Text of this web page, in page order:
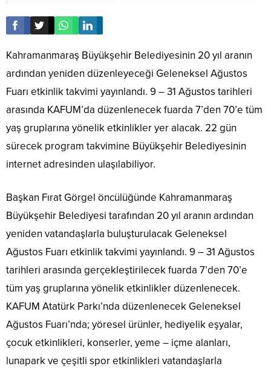
Kahramanmaraş Büyükşehir Belediyesinin 20 yıl aranın
ardından yeniden düzenleyeceği Geleneksel Ağustos
Fuarı etkinlik takvimi yayınlandı. 9 – 31 Ağustos tarihleri
arasında KAFUM’da düzenlenecek fuarda 7’den 70’e tüm
yaş gruplarına yönelik etkinlikler yer alacak. 22 gün
sürecek program takvimine Büyükşehir Belediyesinin
internet adresinden ulaşılabiliyor.
Başkan Fırat Görgel öncülüğünde Kahramanmaraş
Büyükşehir Belediyesi tarafından 20 yıl aranın ardından
yeniden vatandaşlarla buluşturulacak Geleneksel
Ağustos Fuarı etkinlik takvimi yayınlandı. 9 – 31 Ağustos
tarihleri arasında gerçekleştirilecek fuarda 7’den 70’e
tüm yaş gruplarına yönelik etkinlikler düzenlenecek.
KAFUM Atatürk Parkı’nda düzenlenecek Geleneksel
Ağustos Fuarı’nda; yöresel ürünler, hediyelik eşyalar,
çocuk etkinlikleri, konserler, yeme – içme alanları,
lunapark ve çeşitli spor etkinlikleri vatandaşlarla